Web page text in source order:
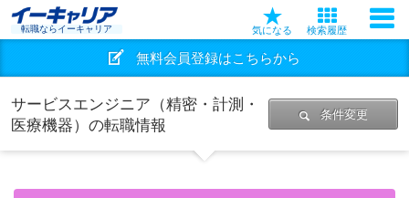
転職ならイーキャリア 気になる 検索履歴
無料会員登録はこちらから
サービスエンジニア（精密・計測・
医療機器）の転職情報
条件変更